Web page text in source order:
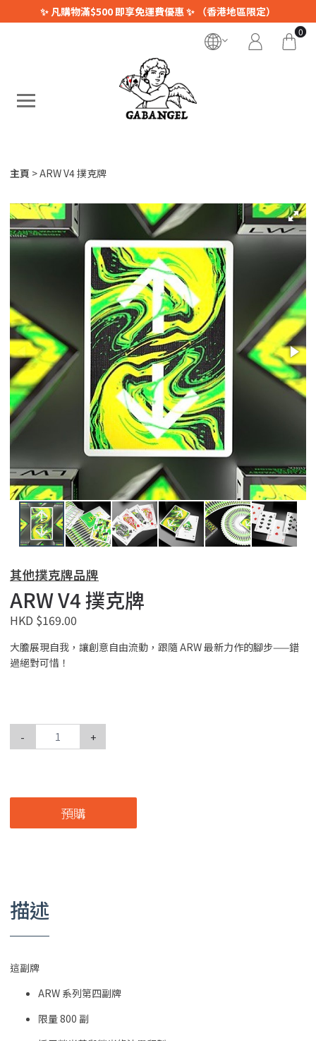
✨ 凡購物滿$500 即享免運費優惠 ✨ （香港地區限定）
0
主頁 ARW V4 撲克牌
其他撲克牌品牌
ARW V4 撲克牌
HKD $169.00
大膽展現自我，讓創意自由流動，跟隨 ARW 最新力作的腳步——錯
過絕對可惜！
- +
預購
描述
這副牌
ARW 系列第四副牌
限量 800 副